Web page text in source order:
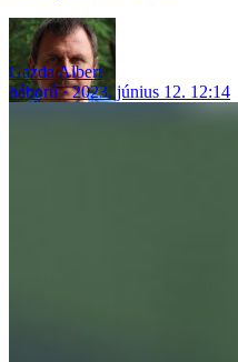
Gazda Albert
háború
2023. június 12. 12:14